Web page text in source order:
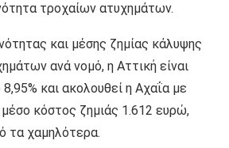
τροχαίων ατυχημάτων.
και μέσης ζημίας κάλυψης
ανά νομό, η Αττική είναι
και ακολουθεί η Αχαΐα με
κόστος ζημιάς 1.612 ευρώ,
τα χαμηλότερα.